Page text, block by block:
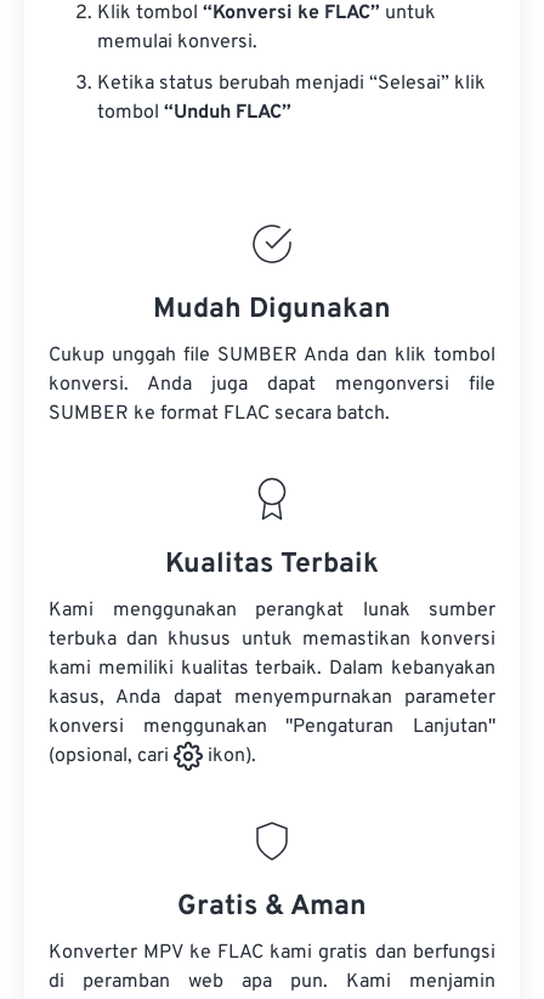
Klik tombol “Konversi ke FLAC” untuk
memulai konversi.
Ketika status berubah menjadi “Selesai” klik
tombol “Unduh FLAC”
Mudah Digunakan
Cukup unggah file SUMBER Anda dan klik tombol
konversi. Anda juga dapat mengonversi file
SUMBER ke format FLAC secara batch.
Kualitas Terbaik
Kami menggunakan perangkat lunak sumber
terbuka dan khusus untuk memastikan konversi
kami memiliki kualitas terbaik. Dalam kebanyakan
kasus, Anda dapat menyempurnakan parameter
konversi menggunakan "Pengaturan Lanjutan"
(opsional, cari
ikon).
Gratis & Aman
Konverter MPV ke FLAC kami gratis dan berfungsi
di peramban web apa pun. Kami menjamin